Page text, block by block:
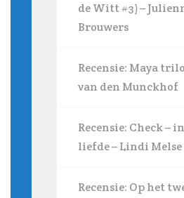
de Witt #3) –
Brouwers
Recensie: Maya
van den Munckhof
Recensie: Check –
liefde – Lindi Melse
Recensie: Op het